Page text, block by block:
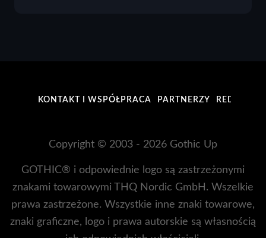
KONTAKT I WSPÓŁPRACA PARTNERZY REDAKCJA
Copyright © 2003 - 2026 Gothic Up
GOTHIC® i odpowiednie logo są zastrzeżonymi
znakami towarowymi THQ Nordic GmbH. Wszelkie
prawa zastrzeżone. Wszystkie inne znaki towarowe,
znaki graficzne, logo i prawa autorskie są własnością